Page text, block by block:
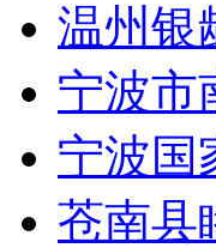
温州银
宁波市
宁波国
苍南县